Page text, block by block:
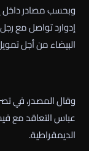
وبحسب مصادر داخل
إدوارد تواصل مع
البيضاء من أجل
وقال المصدر، في
عباس التعاقد مع
الديمقراطية.